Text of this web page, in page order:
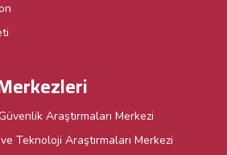
Araştırmaları Merkezi
Teknoloji Araştırmaları Merkezi